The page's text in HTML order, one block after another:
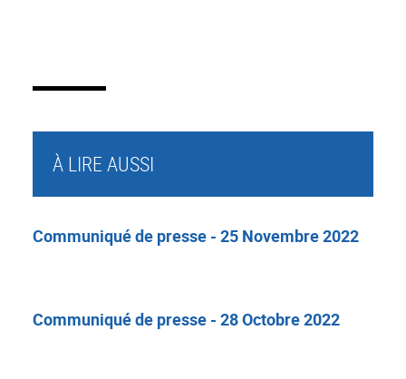
À LIRE AUSSI
Communiqué de presse - 25 Novembre 2022
Communiqué de presse - 28 Octobre 2022